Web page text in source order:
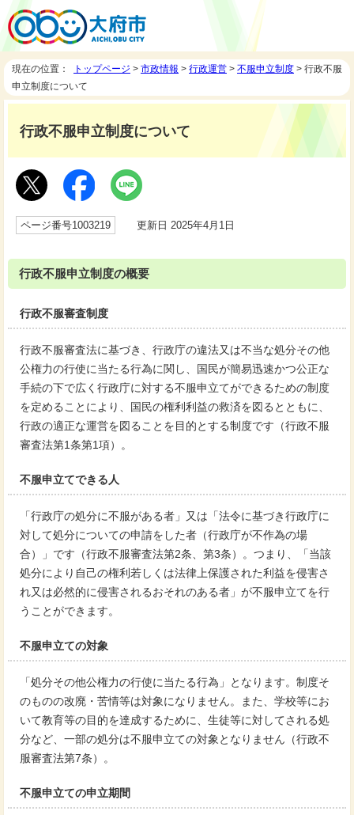
現在の位置： トップページ > 市政情報 > 行政運営 > 不服申立制度 > 行政不服
申立制度について
行政不服申立制度について
ページ番号1003219 更新日 2025年4月1日
行政不服申立制度の概要
行政不服審査制度
行政不服審査法に基づき、行政庁の違法又は不当な処分その他
公権力の行使に当たる行為に関し、国民が簡易迅速かつ公正な
手続の下で広く行政庁に対する不服申立てができるための制度
を定めることにより、国民の権利利益の救済を図るとともに、
行政の適正な運営を図ることを目的とする制度です（行政不服
審査法第1条第1項）。
不服申立てできる人
「行政庁の処分に不服がある者」又は「法令に基づき行政庁に
対して処分についての申請をした者（行政庁が不作為の場
合）」です（行政不服審査法第2条、第3条）。つまり、「当該
処分により自己の権利若しくは法律上保護された利益を侵害さ
れ又は必然的に侵害されるおそれのある者」が不服申立てを行
うことができます。
不服申立ての対象
「処分その他公権力の行使に当たる行為」となります。制度そ
のものの改廃・苦情等は対象になりません。また、学校等にお
いて教育等の目的を達成するために、生徒等に対してされる処
分など、一部の処分は不服申立ての対象となりません（行政不
服審査法第7条）。
不服申立ての申立期間